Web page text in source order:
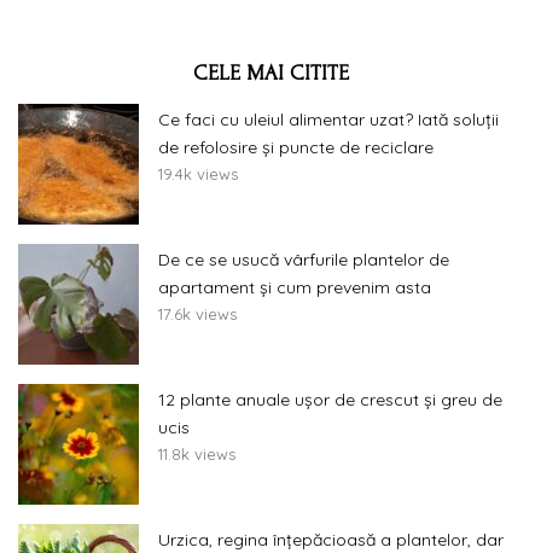
CELE MAI CITITE
Ce faci cu uleiul alimentar uzat? Iată soluții
de refolosire și puncte de reciclare
19.4k views
De ce se usucă vârfurile plantelor de
apartament și cum prevenim asta
17.6k views
12 plante anuale ușor de crescut și greu de
ucis
11.8k views
Urzica, regina înțepăcioasă a plantelor, dar